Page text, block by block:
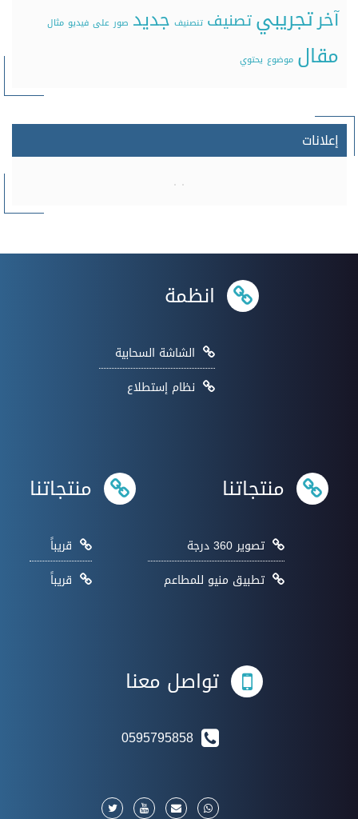
آخرتجريبيتصنيف تنصنيف جديد صور على فيديو مثال
مقال موضوع يحتوي
إعلانات
انظمة
الشاشة السحابية
نظام إستطلاع
منتجاتنا
تصوير 360 درجة
تطبيق منيو للمطاعم
منتجاتنا
قريباً
قريباً
تواصل معنا
0595795858